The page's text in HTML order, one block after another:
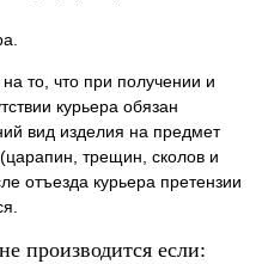
то, что при получении и
курьера обязан
вид изделия на предмет
трещин, сколов и
отъезда курьера претензии
производится если: